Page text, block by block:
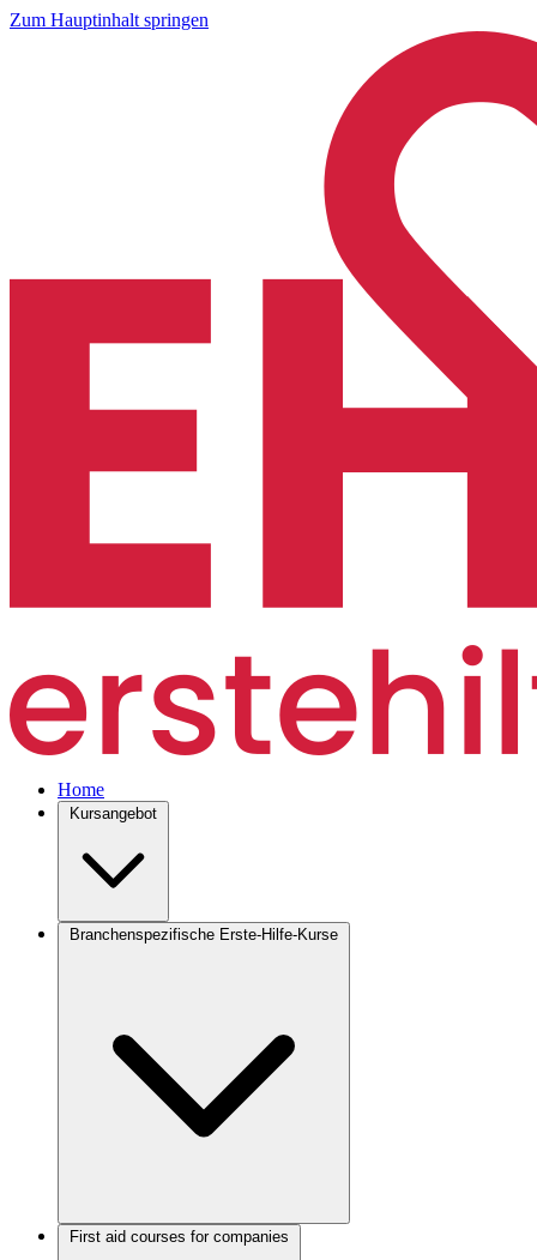
Zum Hauptinhalt springen
Home
Kursangebot
Branchenspezifische Erste-Hilfe-Kurse
First aid courses for companies